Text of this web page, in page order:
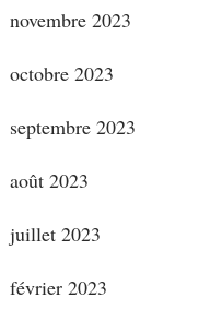
novembre 2023
octobre 2023
septembre 2023
août 2023
juillet 2023
février 2023